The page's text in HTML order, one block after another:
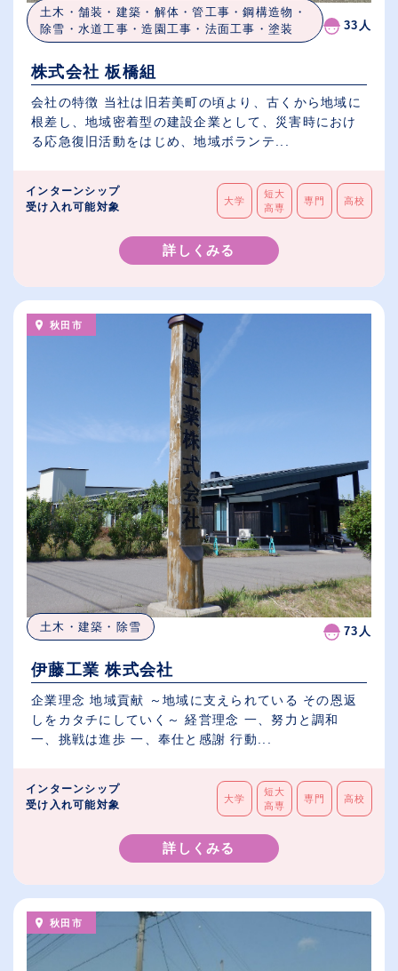
土木・舗装・建築・解体・管工事・鋼構造物・
除雪・水道工事・造園工事・法面工事・塗装
33人
株式会社 板橋組
会社の特徴 当社は旧若美町の頃より、古くから地域に
根差し、地域密着型の建設企業として、災害時におけ
る応急復旧活動をはじめ、地域ボランテ...
インターンシップ
受け入れ可能対象
大学
短大
高専
専門 高校
詳しくみる
秋田市
土木・建築・除雪 73人
伊藤工業 株式会社
企業理念 地域貢献 ～地域に支えられている その恩返
しをカタチにしていく～ 経営理念 一、努力と調和
一、挑戦は進歩 一、奉仕と感謝 行動...
インターンシップ
受け入れ可能対象
大学
短大
高専
専門 高校
詳しくみる
秋田市